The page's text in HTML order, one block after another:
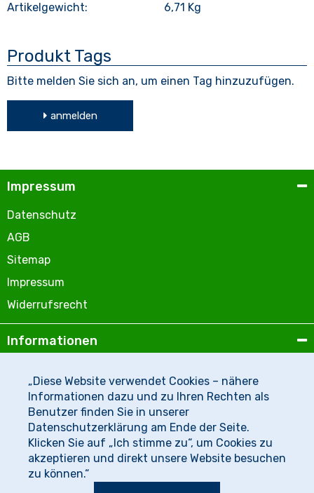
Artikelgewicht:
6,71 Kg
Produkt Tags
Bitte melden Sie sich an, um einen Tag hinzuzufügen.
anmelden
Impressum
Datenschutz
AGB
Sitemap
Impressum
Widerrufsrecht
Informationen
Zahlungsmöglichkeiten
Versandinformationen
Newsletter
„Diese Website verwendet Cookies – nähere
Informationen dazu und zu Ihren Rechten als
Benutzer finden Sie in unserer
Datenschutzerklärung am Ende der Seite.
Klicken Sie auf „Ich stimme zu“, um Cookies zu
akzeptieren und direkt unsere Website besuchen
zu können.“